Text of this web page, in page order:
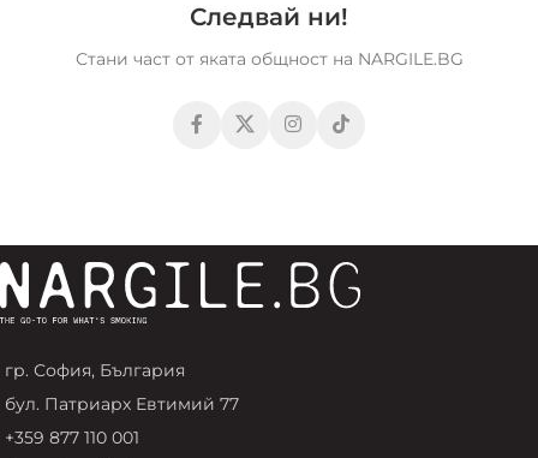
Следвай ни!
Стани част от яката общност на NARGILE.BG
гр. София, България
бул. Патриарх Евтимий 77
+359 877 110 001